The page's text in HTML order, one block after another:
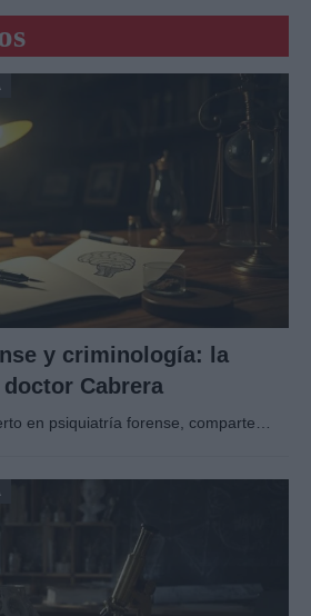
y criminología: la
Cabrera
en psiquiatría forense, comparte…